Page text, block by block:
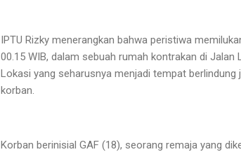
IPTU Rizky menerangkan bahwa peristiwa
00.15 WIB, dalam sebuah rumah kontrakan di
Lokasi yang seharusnya menjadi tempat
korban.
Korban berinisial GAF (18), seorang remaja yang